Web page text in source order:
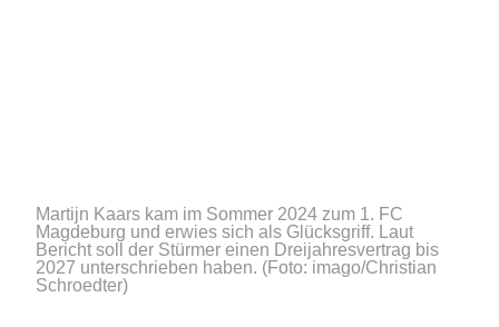
Martijn Kaars kam im Sommer 2024 zum 1. FC
Magdeburg und erwies sich als Glücksgriff. Laut
Bericht soll der Stürmer einen Dreijahresvertrag bis
2027 unterschrieben haben. (Foto: imago/Christian
Schroedter)